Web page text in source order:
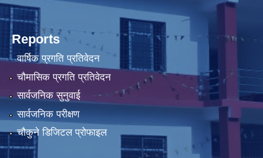
Reports
वार्षिक प्रगति प्रतिवेदन
चौमासिक प्रगति प्रतिवेदन
सार्वजनिक सुनुवाई
सार्वजनिक परीक्षण
चौकुने डिजिटल प्रोफाइल